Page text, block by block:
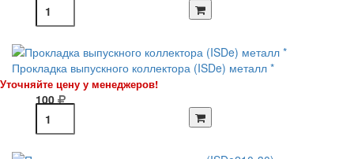
Прокладка выпускного коллектора (ISDe) металл *
Уточняйте цену у менеджеров!
100